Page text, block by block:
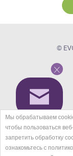
©
Мы обрабатываем
чтобы пользоваться
запретить обработку
ознакомьтесь с